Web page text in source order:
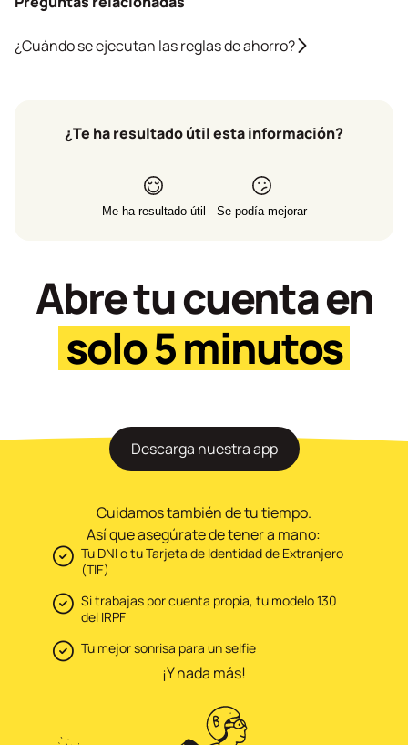
¿Cuándo se ejecutan las reglas de ahorro?
¿Te ha resultado útil esta información?
Me ha resultado útil Se podía mejorar
Abre tu cuenta en
solo 5 minutos
Descarga nuestra app
Cuidamos también de tu tiempo.
Así que asegúrate de tener a mano:
Tu DNI o tu Tarjeta de Identidad de Extranjero
(TIE)
Si trabajas por cuenta propia, tu modelo 130
del IRPF
Tu mejor sonrisa para un selfie
¡Y nada más!